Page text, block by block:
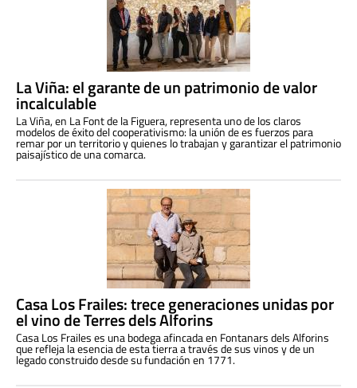
La Viña: el garante de un patrimonio de valor
incalculable
La Viña, en La Font de la Figuera, representa uno de los claros
modelos de éxito del cooperativismo: la unión de es fuerzos para
remar por un territorio y quienes lo trabajan y garantizar el patrimonio
paisajístico de una comarca.
Casa Los Frailes: trece generaciones unidas por
el vino de Terres dels Alforins
Casa Los Frailes es una bodega afincada en Fontanars dels Alforins
que refleja la esencia de esta tierra a través de sus vinos y de un
legado construido desde su fundación en 1771.